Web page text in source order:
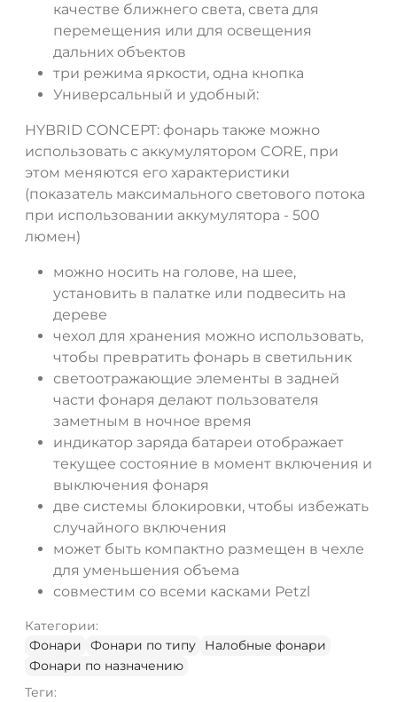
качестве ближнего света, света для
перемещения или для освещения
дальних объектов
три режима яркости, одна кнопка
Универсальный и удобный:
HYBRID CONCEPT: фонарь также можно
использовать с аккумулятором CORE, при
этом меняются его характеристики
(показатель максимального светового потока
при использовании аккумулятора - 500
люмен)
можно носить на голове, на шее,
установить в палатке или подвесить на
дереве
чехол для хранения можно использовать,
чтобы превратить фонарь в светильник
светоотражающие элементы в задней
части фонаря делают пользователя
заметным в ночное время
индикатор заряда батареи отображает
текущее состояние в момент включения и
выключения фонаря
две системы блокировки, чтобы избежать
случайного включения
может быть компактно размещен в чехле
для уменьшения объема
совместим со всеми касками Petzl
Категории:
Фонари
Фонари по типу
Налобные фонари
Фонари по назначению
Теги: